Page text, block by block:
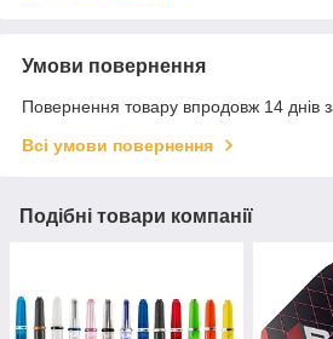
Умови повернення
Повернення товару впродовж 14 днів
Всі умови повернення
Подібні товари компанії